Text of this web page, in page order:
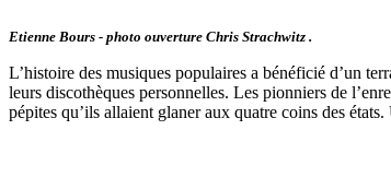
Etienne Bours - photo ouverture Chris Strachwitz .
L’histoire des musiques populaires a bénéficié d’un
leurs discothèques personnelles. Les pionniers de
pépites qu’ils allaient glaner aux quatre coins des